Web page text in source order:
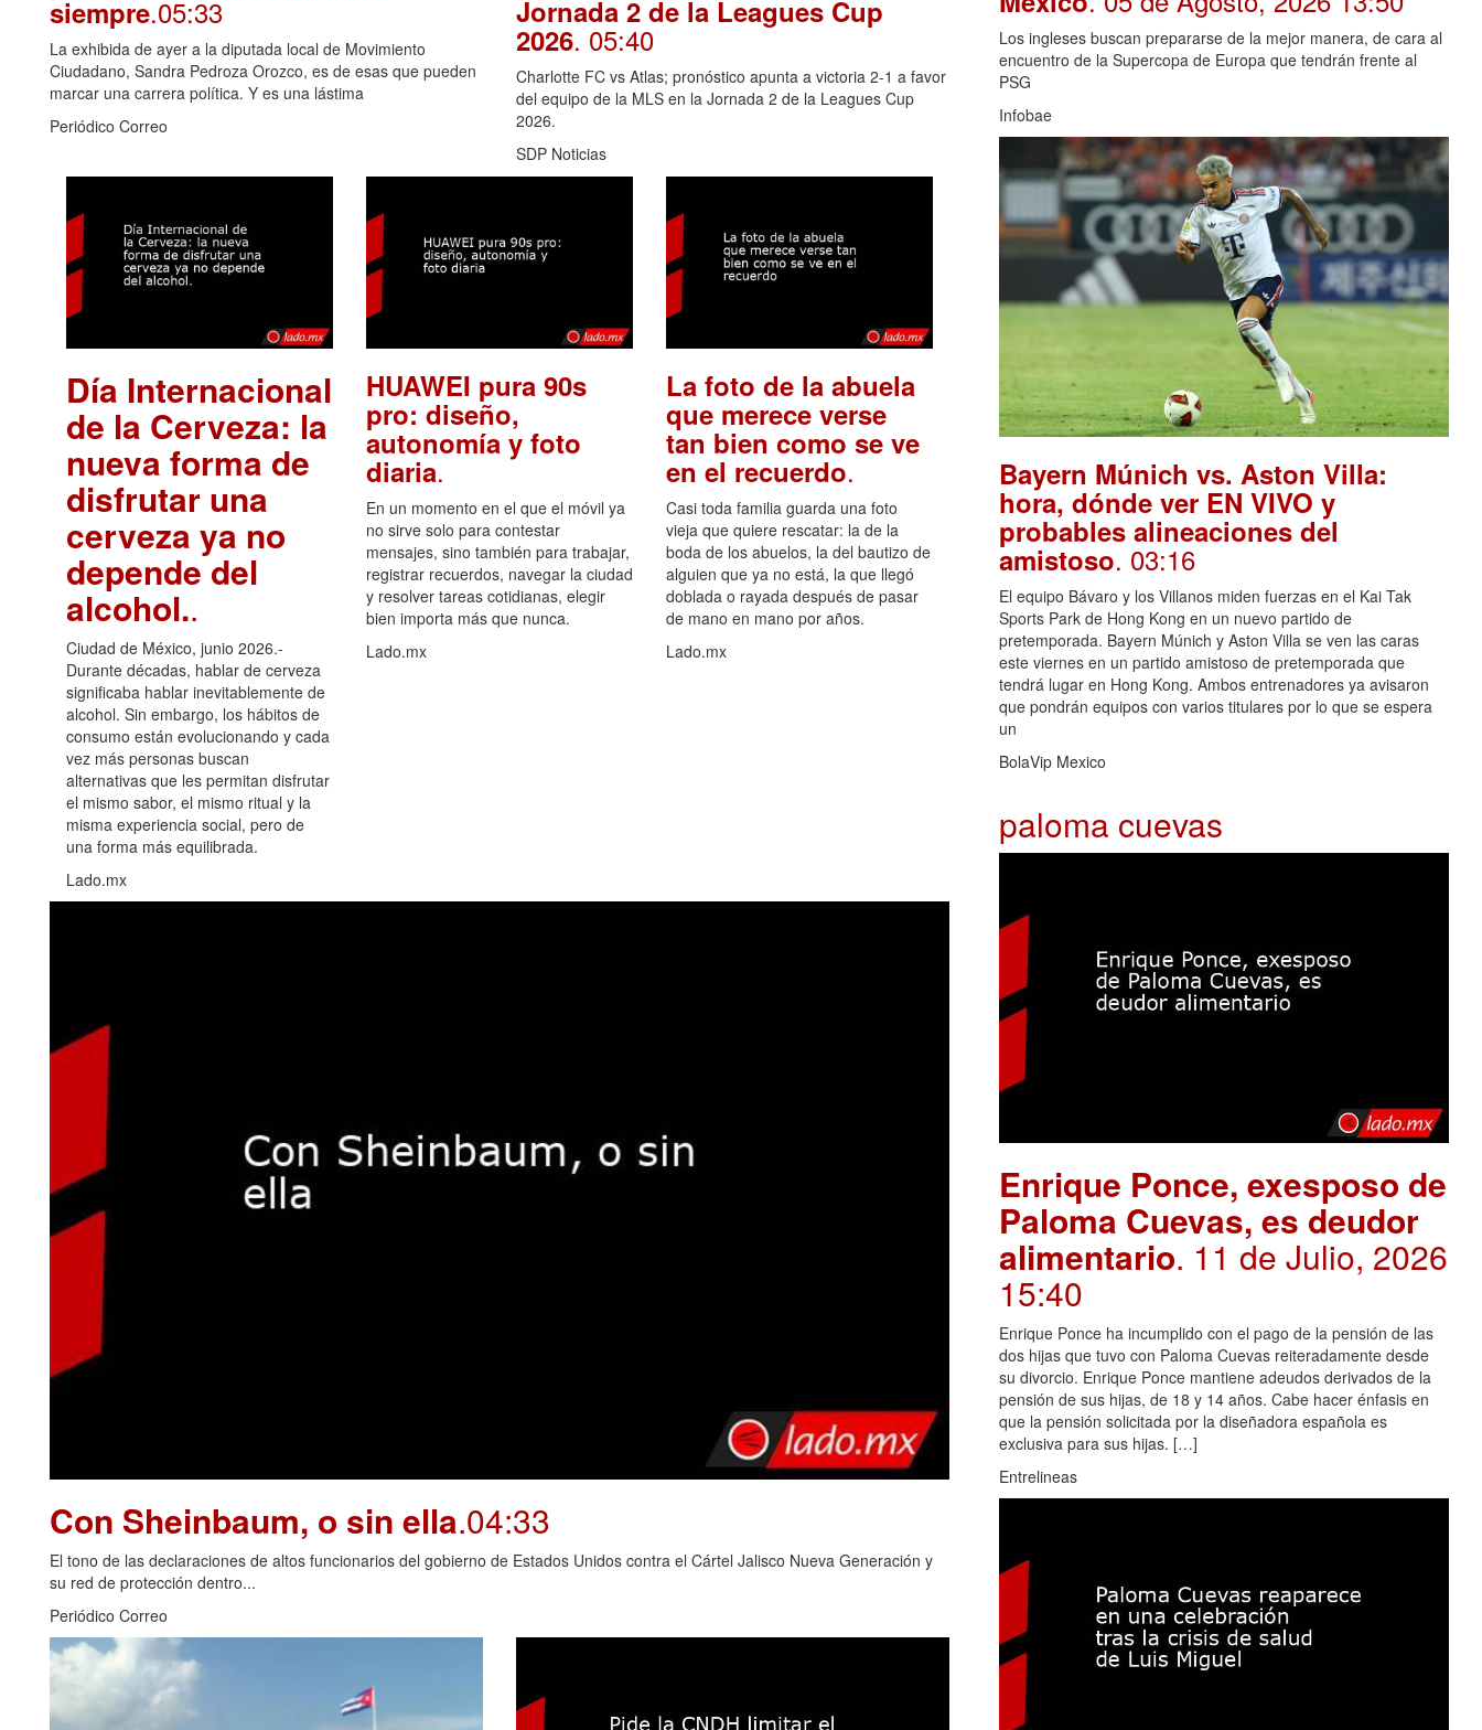
siempre.05:33
La exhibida de ayer a la diputada local de Movimiento
Ciudadano, Sandra Pedroza Orozco, es de esas que pueden
marcar una carrera política. Y es una lástima
Periódico Correo
Jornada 2 de la Leagues Cup
2026. 05:40
Charlotte FC vs Atlas; pronóstico apunta a victoria 2-1 a favor
del equipo de la MLS en la Jornada 2 de la Leagues Cup
2026.
SDP Noticias
Día Internacional
de la Cerveza: la
nueva forma de
disfrutar una
cerveza ya no
depende del
alcohol..
Ciudad de México, junio 2026.-
Durante décadas, hablar de cerveza
significaba hablar inevitablemente de
alcohol. Sin embargo, los hábitos de
consumo están evolucionando y cada
vez más personas buscan
alternativas que les permitan disfrutar
el mismo sabor, el mismo ritual y la
misma experiencia social, pero de
una forma más equilibrada.
Lado.mx
HUAWEI pura 90s
pro: diseño,
autonomía y foto
diaria.
En un momento en el que el móvil ya
no sirve solo para contestar
mensajes, sino también para trabajar,
registrar recuerdos, navegar la ciudad
y resolver tareas cotidianas, elegir
bien importa más que nunca.
Lado.mx
La foto de la abuela
que merece verse
tan bien como se ve
en el recuerdo.
Casi toda familia guarda una foto
vieja que quiere rescatar: la de la
boda de los abuelos, la del bautizo de
alguien que ya no está, la que llegó
doblada o rayada después de pasar
de mano en mano por años.
Lado.mx
Con Sheinbaum, o sin ella.04:33
El tono de las declaraciones de altos funcionarios del gobierno de Estados Unidos contra el Cártel Jalisco Nueva Generación y
su red de protección dentro...
Periódico Correo
Los ingleses buscan prepararse de la mejor manera, de cara al
encuentro de la Supercopa de Europa que tendrán frente al
PSG
Infobae
Bayern Múnich vs. Aston Villa:
hora, dónde ver EN VIVO y
probables alineaciones del
amistoso. 03:16
El equipo Bávaro y los Villanos miden fuerzas en el Kai Tak
Sports Park de Hong Kong en un nuevo partido de
pretemporada. Bayern Múnich y Aston Villa se ven las caras
este viernes en un partido amistoso de pretemporada que
tendrá lugar en Hong Kong. Ambos entrenadores ya avisaron
que pondrán equipos con varios titulares por lo que se espera
un
BolaVip Mexico
paloma cuevas
Enrique Ponce, exesposo de
Paloma Cuevas, es deudor
alimentario. 11 de Julio, 2026
15:40
Enrique Ponce ha incumplido con el pago de la pensión de las
dos hijas que tuvo con Paloma Cuevas reiteradamente desde
su divorcio. Enrique Ponce mantiene adeudos derivados de la
pensión de sus hijas, de 18 y 14 años. Cabe hacer énfasis en
que la pensión solicitada por la diseñadora española es
exclusiva para sus hijas. […]
Entrelineas